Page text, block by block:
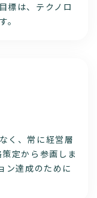
標は、テクノロ
。
く、常に経営層
定から参画しま
ン達成のために